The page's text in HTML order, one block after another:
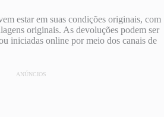
estar em suas condições originais, com
originais. As devoluções podem ser
iniciadas online por meio dos canais de
ANÚNCIOS